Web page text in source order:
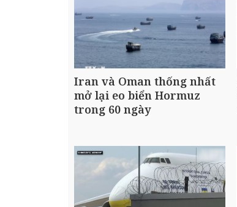
Iran và Oman thống nhất
mở lại eo biển Hormuz
trong 60 ngày